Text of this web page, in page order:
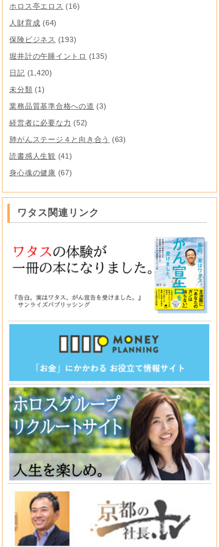
ホロス亭エロス (16)
人財育成 (64)
保険ビジネス (193)
堀井計の午睡イントロ (135)
日記 (1,420)
未分類 (1)
業務品質基準合格への道 (3)
経営者に必要な力 (52)
肺がんステージ４と向き合う
(63)
読書感人生観 (41)
身心魂の健康 (67)
ワタス関連リンク